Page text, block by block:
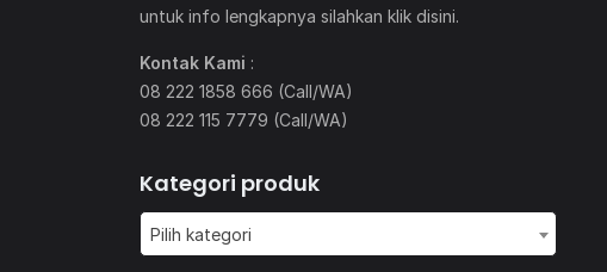
untuk info lengkapnya silahkan klik disini.
Kontak Kami :
08 222 1858 666 (Call/WA)
08 222 115 7779 (Call/WA)
Kategori produk
Pilih kategori